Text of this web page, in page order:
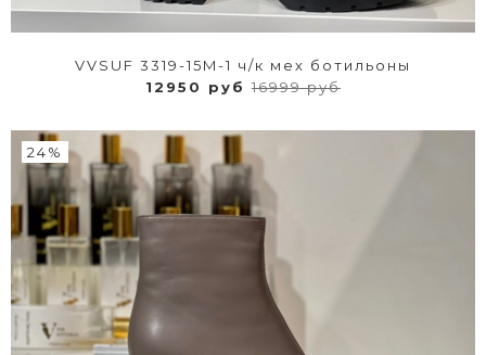
VVSUF 3319-15M-1 ч/к мех ботильоны
12950 руб 16999 руб
24%